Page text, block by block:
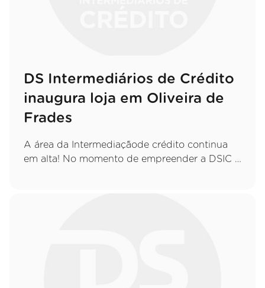
DS Intermediários de Crédito
inaugura loja em Oliveira de
Frades
A área da Intermediaçãode crédito continua
em alta! No momento de empreender a DSIC é